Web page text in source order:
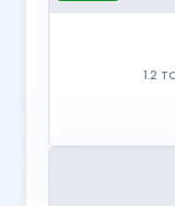
1.2